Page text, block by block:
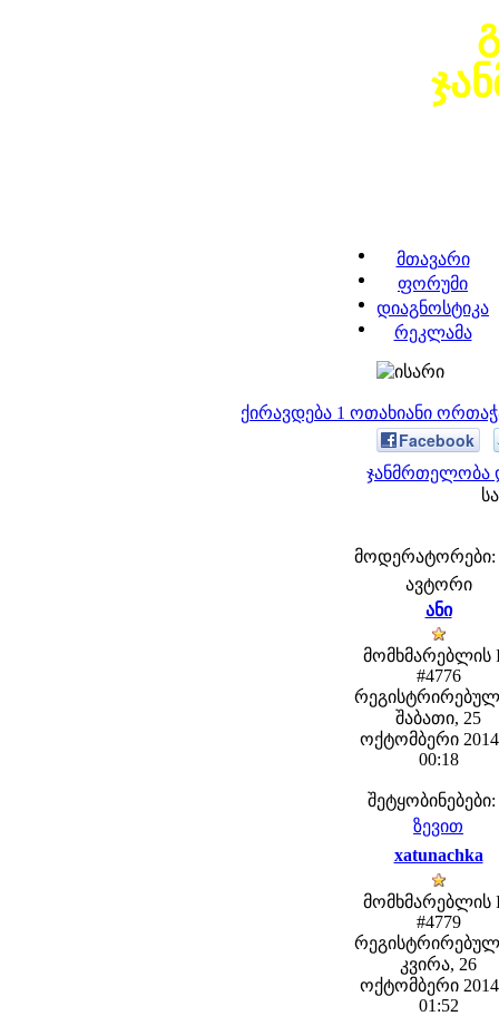
მთავარი
ფორუმი
დიაგნოსტიკა
რეკლამა
ქირავდება 1 ოთახიანი
Facebook
ჯანმრთელობა
მოდერატორები:
ავტორი
ანი
მომხმარებლის
#4776
შაბათი, 25
ოქტომბერი
00:18
შეტყობინებები:
ზევით
xatunachka
მომხმარებლის
#4779
კვირა, 26
ოქტომბერი
01:52